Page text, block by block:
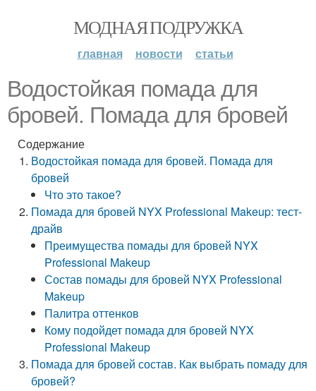
МОДНАЯ ПОДРУЖКА
главная новости статьи
Водостойкая помада для
бровей. Помада для бровей
Содержание
Водостойкая помада для бровей. Помада для
бровей
Что это такое?
Помада для бровей NYX Professional Makeup: тест-
драйв
Преимущества помады для бровей NYX
Professional Makeup
Состав помады для бровей NYX Professional
Makeup
Палитра оттенков
Кому подойдет помада для бровей NYX
Professional Makeup
Помада для бровей состав. Как выбрать помаду для
бровей?